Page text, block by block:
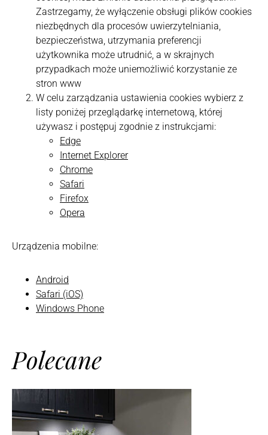
Zastrzegamy, że wyłączenie obsługi plików cookies
niezbędnych dla procesów uwierzytelniania,
bezpieczeństwa, utrzymania preferencji
użytkownika może utrudnić, a w skrajnych
przypadkach może uniemożliwić korzystanie ze
stron www
W celu zarządzania ustawienia cookies wybierz z
listy poniżej przeglądarkę internetową, której
używasz i postępuj zgodnie z instrukcjami:
Edge
Internet Explorer
Chrome
Safari
Firefox
Opera
Urządzenia mobilne:
Android
Safari (iOS)
Windows Phone
Polecane